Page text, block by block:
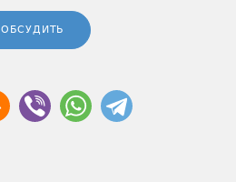
ОБСУДИТЬ